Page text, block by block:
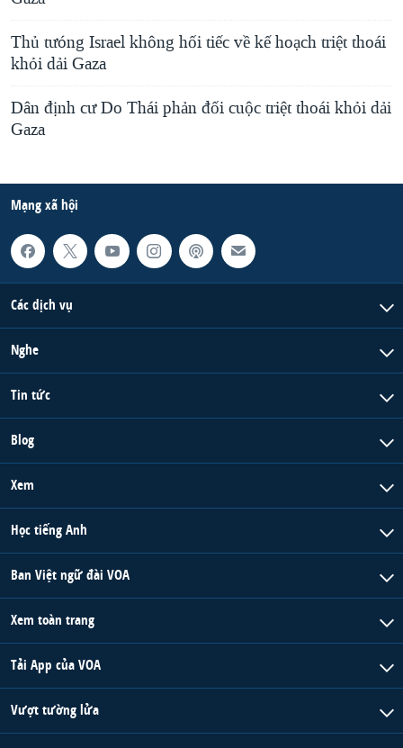
Thủ tưóng Israel không hối tiếc về kế hoạch triệt thoái
khỏi dải Gaza
Dân định cư Do Thái phản đối cuộc triệt thoái khỏi dải
Gaza
Mạng xã hội
Các dịch vụ
Nghe
Tin tức
Blog
Xem
Học tiếng Anh
Ban Việt ngữ đài VOA
Xem toàn trang
Tải App của VOA
Vượt tường lửa